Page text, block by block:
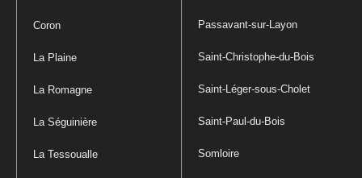
Coron
La Plaine
La Romagne
La Séguinière
La Tessoualle
Passavant-sur-Layon
Saint-Christophe-du-Bois
Saint-Léger-sous-Cholet
Saint-Paul-du-Bois
Somloire